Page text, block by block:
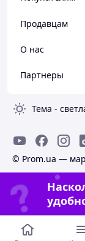
Продавцам
О нас
Партнеры
Тема -
© Prom.ua —